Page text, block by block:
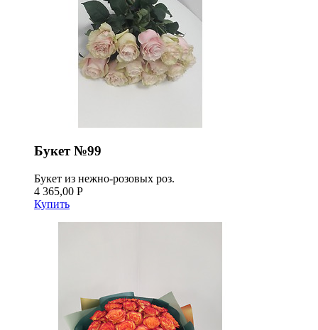
Букет №99
Букет из нежно-розовых роз.
4 365,00 Р
Купить